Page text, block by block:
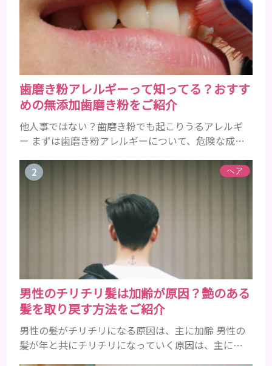
歯磨き粉アレルギーって知ってる？おすす
めの無添加歯磨き粉をご紹介
他人事ではない？歯磨き粉でも起こりうるアレルギ
ー まずは歯磨き粉アレルギーについて、危険な成分
まれるアレルギーを起こすおそれのある成分 まず、
普段お使いの歯磨き粉に含まれているどの成分にア
レルギーを引き起こすおそれがあるのかを説明しま
すね。 •フッ素･･･歯の表面のエナメルを守り強くし
たり、虫歯と防ぐ働きを持つ成分 •香味料 ･･･歯磨き
ヘア
男性のチリチリ髪は加齢が原因？艶のある
髪を取り戻す方法をご紹介
男性の髪がチリチリになる原因は、主に加齢 男性の
髪が年と共にチリチリになっていく原因は、主に加